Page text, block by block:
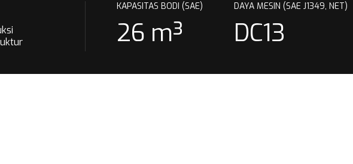
KAPASITAS BODI (SAE)
26 m³
DAYA MESIN (SAE J1349, NET)
DC13